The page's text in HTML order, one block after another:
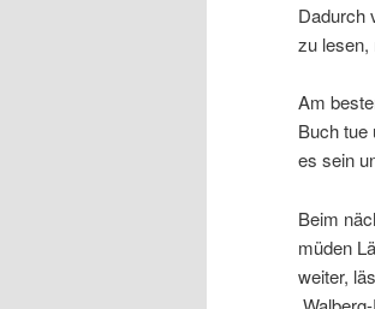
Dadurch
zu lesen,
Am
Buch tue
es sein
Beim
müden
weiter,